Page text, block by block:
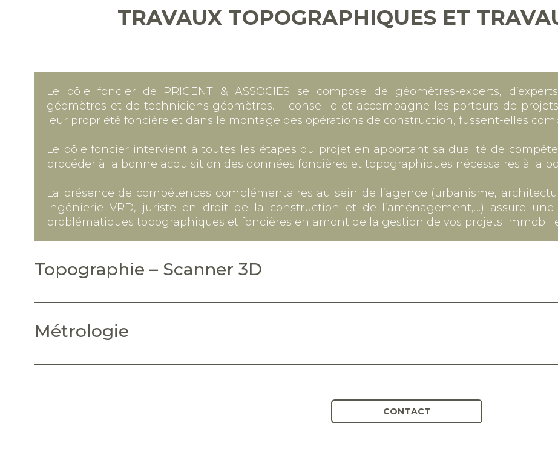
TRAVAUX TOPOGRAPHIQUES ET
Le pôle foncier de PRIGENT & ASSOCIES se compose de géomètres-experts,
géomètres et de techniciens géomètres. Il conseille et accompagne les porteurs de
leur propriété foncière et dans le montage des opérations de construction, fussent-elles
Le pôle foncier intervient à toutes les étapes du projet en apportant sa dualité de
procéder à la bonne acquisition des données foncières et topographiques nécessaires à la
La présence de compétences complémentaires au sein de l’agence (urbanisme,
ingénierie VRD, juriste en droit de la construction et de l’aménagement,…) assure
problématiques topographiques et foncières en amont de la gestion de vos projets
Topographie – Scanner 3D
Métrologie
CONTACT